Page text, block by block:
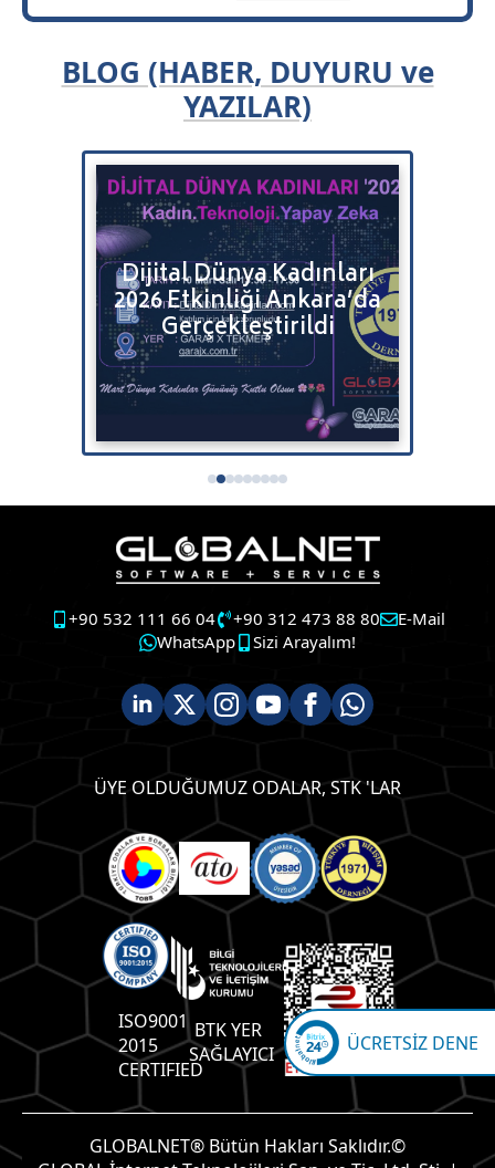
BLOG (HABER, DUYURU ve
YAZILAR)
Dijital Dünya Kadınları
2026 Etkinliği Ankara’da
Gerçekleştirildi
+90 532 111 66 04 +90 312 473 88 80
E-Mail
WhatsApp
Sizi Arayalım!
ÜYE OLDUĞUMUZ ODALAR, STK 'LAR
ISO9001
2015
CERTIFIED
BTK YER
SAĞLAYICI
GLOBALNET® Bütün Hakları Saklıdır.©
ÜCRETSİZ DENE